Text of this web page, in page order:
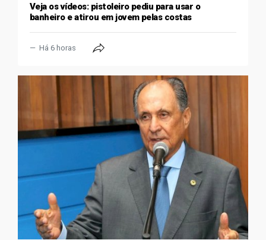
Veja os vídeos: pistoleiro pediu para usar o
banheiro e atirou em jovem pelas costas
Há 6 horas